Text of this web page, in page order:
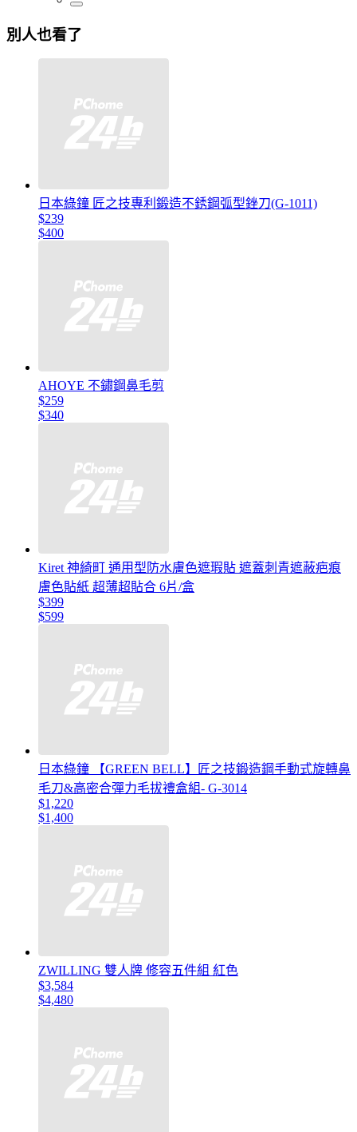
別人也看了
日本綠鐘 匠之技專利鍛造不銹鋼弧型銼刀(G-1011)
$239
$400
AHOYE 不鏽鋼鼻毛剪
$259
$340
Kiret 神綺町 通用型防水膚色遮瑕貼 遮蓋刺青遮蔽疤痕
膚色貼紙 超薄超貼合 6片/盒
$399
$599
日本綠鐘 【GREEN BELL】匠之技鍛造鋼手動式旋轉鼻
毛刀&高密合彈力毛拔禮盒組- G-3014
$1,220
$1,400
ZWILLING 雙人牌 修容五件組 紅色
$3,584
$4,480